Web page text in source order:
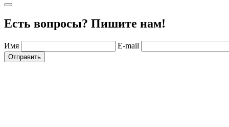
Есть вопросы? Пишите нам!
Имя E-mail